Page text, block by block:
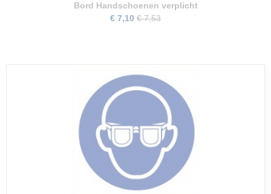
Bord Handschoenen verplicht
€ 7,10 € 7,53